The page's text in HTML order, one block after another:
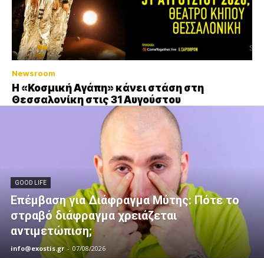
Newsroom
Η «Κοσμική Αγάπη» κάνει στάση στη
Θεσσαλονίκη στις 31 Αυγούστου
GOOD LIFE
Επέμβαση για Διάφραγμα Μύτης: Πότε το
στραβό διάφραγμα χρειάζεται
αντιμετώπιση;
info@exostis.gr - 07/08/2026